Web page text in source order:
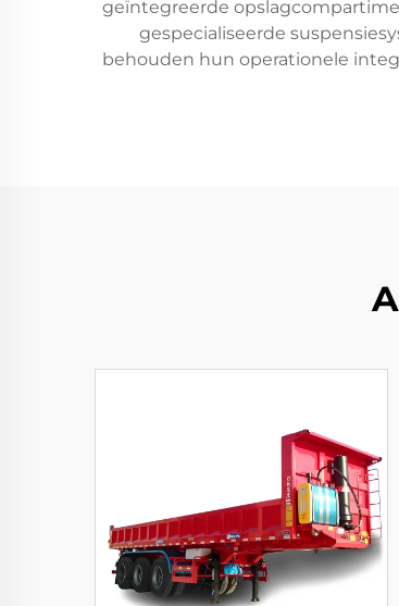
geïntegreerde
gespecialiseerde
behouden hun operationele